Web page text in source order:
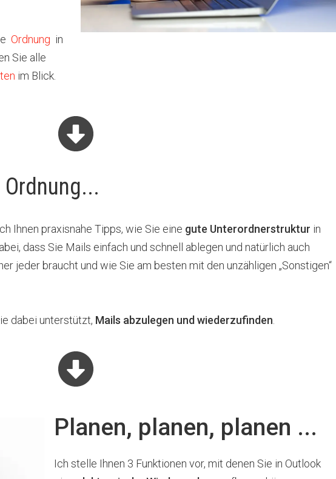
Ordnung in
Sie alle
im Blick.
Ihnen praxisnahe Tipps, wie Sie eine gute Unterordnerstruktur in
dass Sie Mails einfach und schnell ablegen und natürlich auch
jeder braucht und wie Sie am besten mit den unzähligen „Sonstigen“
dabei unterstützt, Mails abzulegen und wiederzufinden
Planen, planen, planen ...
Ich stelle Ihnen 3 Funktionen vor, mit denen Sie in Outlook